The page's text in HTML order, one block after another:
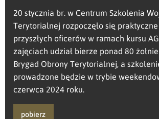
20 stycznia br. w Centrum Szkolenia
Terytorialnej rozpoczęło się
przyszłych oficerów w ramach kursu
zajęciach udział bierze ponad 80
Brygad Obrony Terytorialnej, a
prowadzone będzie w trybie
czerwca 2024 roku.
pobierz